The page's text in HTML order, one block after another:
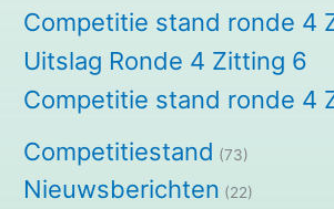
Competitie stand ronde 4
Uitslag Ronde 4 Zitting 6
Competitie stand ronde 4
Competitiestand (73)
Nieuwsberichten (22)